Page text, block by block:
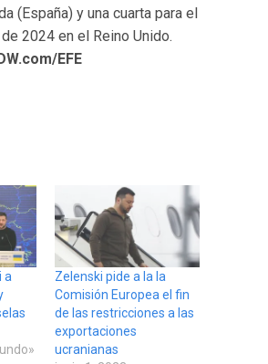
(España) y una cuarta para el
2024 en el Reino Unido.
EFE
a
Zelenski pide a la la
Comisión Europea el fin
de las restricciones a las
exportaciones
ucranianas